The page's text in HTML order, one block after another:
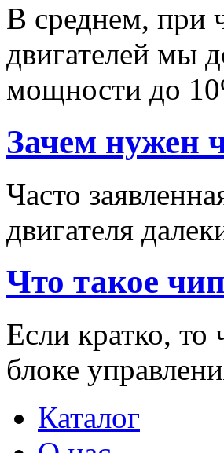
В среднем, при
двигателей мы
мощности до
Зачем нужен
Часто
двигателя
Что такое
Если кратко,
блоке
Каталог